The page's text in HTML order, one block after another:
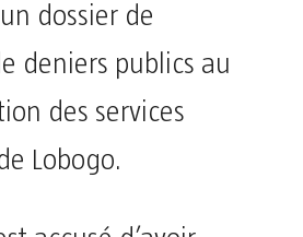
dossier de
deniers publics au
des services
Lobogo.